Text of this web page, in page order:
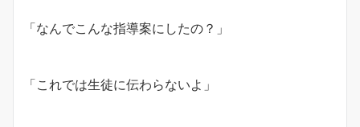
「なんでこんな指導案にしたの？」
「これでは生徒に伝わらないよ」